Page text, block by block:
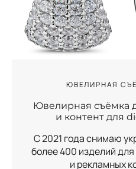
ЮВЕЛИРНАЯ
Ювелирная съёмка
и контент для
С 2021 года снимаю
более 400 изделий для
и рекламных